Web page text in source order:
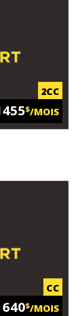
2CC
$/MOIS
CC
640$/MOIS